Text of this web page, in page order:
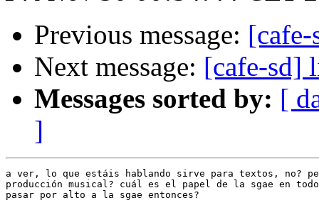
Previous message:
Next message: [cafe-sd]
Messages sorted by: [
]
a ver, lo que estáis hablando sirve para textos, no?
producción musical? cuál es el papel de la sgae en
pasar por alto a la sgae entonces?